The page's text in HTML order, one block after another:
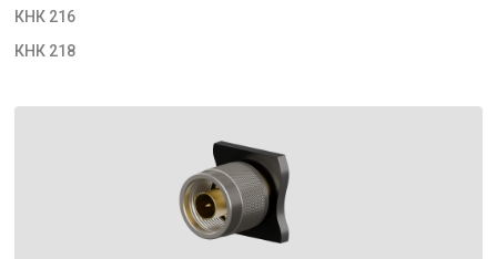
КНК 216
КНК 218